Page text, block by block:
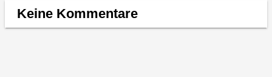
Keine Kommentare